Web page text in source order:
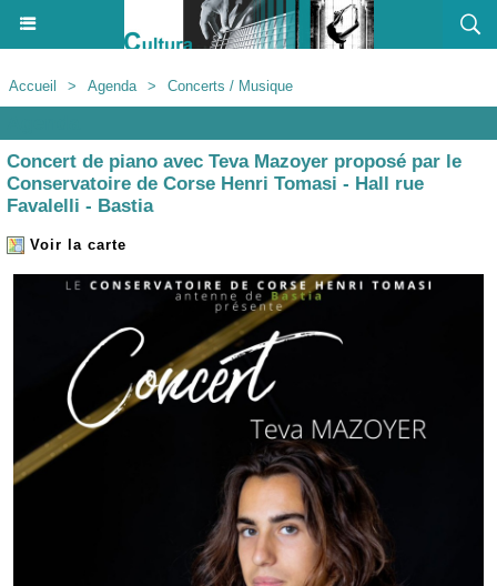
Accueil > Agenda > Concerts / Musique
Concert de piano avec Teva Mazoyer proposé par le
Conservatoire de Corse Henri Tomasi - Hall rue
Favalelli - Bastia
Voir la carte